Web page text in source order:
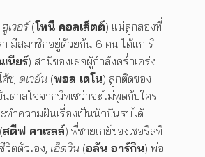
ฮูเวอร์(โทนี คอลเล็ตต์) แม่ลูกสองที่
า มีสมาชิกอยู่ด้วยกัน 6 คน ได้แก่ ริ
เนียร์) สามีของเธอผู้กำลังคร่ำเคร่ง
ช, ดเวย์น (พอล เดโน) ลูกติดของ
นดาลใจจากนิทเชว่าจะไม่พูดกับใคร
ทำความฝันเรื่องเป็นนักบินรบได้
สตีฟ คาเรลล์) พี่ชายเกย์ของเชอรีลที่
ตตัวเอง, เอ็ดวิน (อลัน อาร์กิน) พ่อ